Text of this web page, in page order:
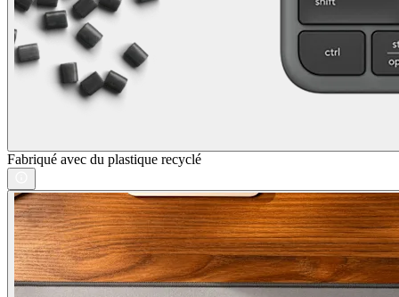
Fabriqué avec du plastique recyclé